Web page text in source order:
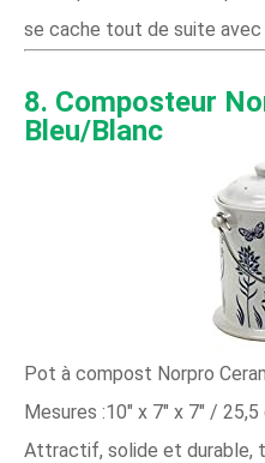
se cache tout de suite
8. Composteur
Bleu/Blanc
Pot à compost Norpro
Mesures :10" x 7" x 7" /
Attractif, solide et durable,